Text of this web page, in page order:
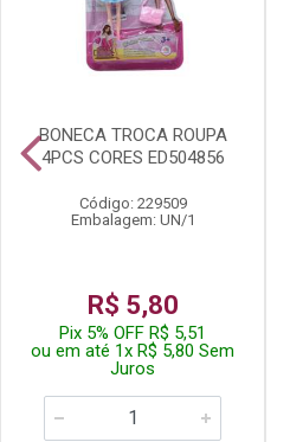
BONECA TROCA ROUPA
4PCS CORES ED504856
Código: 229509
Embalagem: UN/1
R$ 5,80
Pix 5% OFF R$ 5,51
ou em até 1x R$ 5,80 Sem
Juros